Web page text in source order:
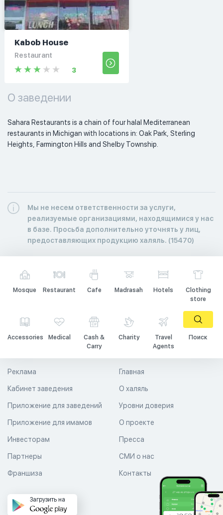
Kabob House
Restaurant
3
О заведении
Sahara Restaurants is a chain of four halal Mediterranean
restaurants in Michigan with locations in: Oak Park, Sterling
Heights, Farmington Hills and Shelby Township.
Мы не несем ответственности за услуги,
реализуемые организациями, находящимися у нас
в базе. Просьба дополнительно уточнять у лиц,
предоставляющих продукцию халяль. (15470)
Mosque Restaurant Cafe Madrasah Hotels
Clothing
store
Accessories Medical
Cash &
Carry
Charity
Travel
Agents
Поиск
Главная
О халяль
Уровни доверия
Реклама
Кабинет заведения
Приложение для заведений
Приложение для имамов О проекте
Пресса
СМИ о нас
Контакты
Инвесторам
Партнеры
Франшиза
Загрузить на